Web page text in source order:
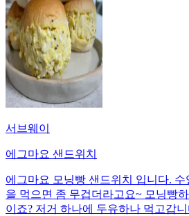
서브웨이
에그마요 샌드위치
에그마요 모닝빵 샌드위치 입니다.
을 먹으면 좀 무겁더라고요~ 모닝빵
이죠? 저거 하나에 두유하나 먹고갑